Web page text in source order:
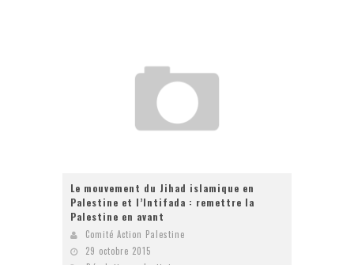
Le mouvement du Jihad islamique en
Palestine et l’Intifada : remettre la
Palestine en avant
Comité Action Palestine
29 octobre 2015